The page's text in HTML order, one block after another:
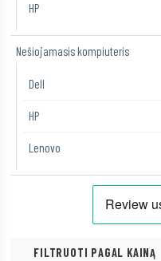
HP
Nešiojamasis kompiuteris
Dell
HP
Lenovo
FILTRUOTI PAGAL KAINĄ